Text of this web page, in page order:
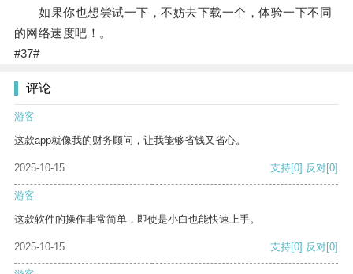
如果你也想尝试一下，不妨去下载一个，体验一下不同
的网络速度吧！。
#37#
评论
游客
这款app就像我的财务顾问，让我能够省钱又省心。
2025-10-15 支持[0] 反对[0]
游客
这款软件的操作非常简单，即使是小白也能快速上手。
2025-10-15 支持[0] 反对[0]